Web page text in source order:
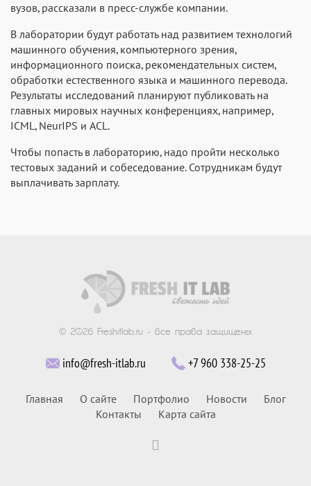
вузов, рассказали в пресс-службе компании.
В лаборатории будут работать над развитием технологий
машинного обучения, компьютерного зрения,
информационного поиска, рекомендательных систем,
обработки естественного языка и машинного перевода.
Результаты исследований планируют публиковать на
главных мировых научных конференциях, например,
ICML, NeurIPS и ACL.
Чтобы попасть в лабораторию, надо пройти несколько
тестовых заданий и собеседование. Сотрудникам будут
выплачивать зарплату.
© 2026 Freshitlab.ru - все права защищены
info@fresh-itlab.ru +7 960 338-25-25
Главная О сайте Портфолио Новости
Блог
Контакты
Карта сайта